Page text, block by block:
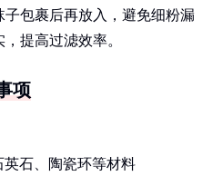
子包裹后再放入，避免细粉漏
提高过滤效率。
项
石、陶瓷环等材料